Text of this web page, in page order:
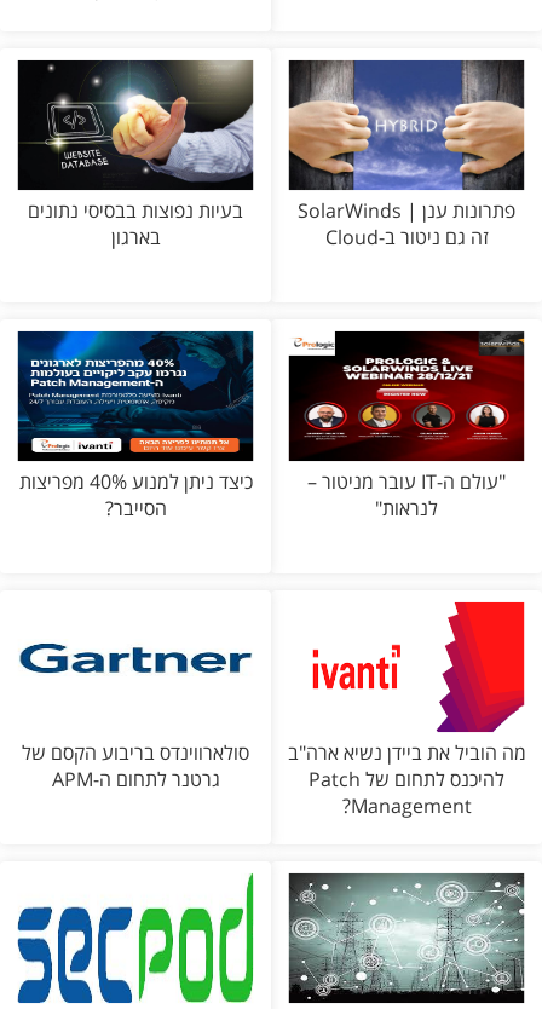
פתרונות ענן | SolarWinds
זה גם ניטור ב-Cloud
בעיות נפוצות בבסיסי נתונים
בארגון
"עולם ה-IT עובר מניטור –
לנראות"
כיצד ניתן למנוע 40% מפריצות
הסייבר?
מה הוביל את ביידן נשיא ארה"ב
להיכנס לתחום של Patch
Management?
סולארווינדס בריבוע הקסם של
גרטנר לתחום ה-APM